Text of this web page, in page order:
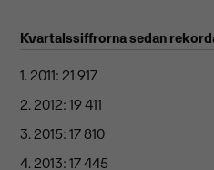
Kvartalssiffrorna sedan
1. 2011: 21 917
2. 2012: 19 411
3. 2015: 17 810
4. 2013: 17 445